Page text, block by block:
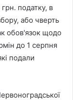
податку, в
або чверть
обов'язок щодо
до 1 серпня
подали